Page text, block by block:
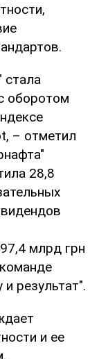
стала
оборотом
– отметил
28,8
млрд грн
результат".
и ее